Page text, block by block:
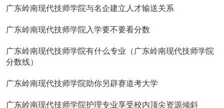
广东岭南现代技师学院与名企建立人才输送关系
广东岭南现代技师学院入学要不要看分数
广东岭南现代技师学院有什么专业（广东岭南现代技师学院
分数线）
广东岭南现代技师学院助你另辟赛道考大学
广东岭南现代技师学院护理专业享受校内顶尖资源倾斜